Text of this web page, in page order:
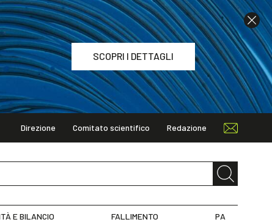
SCOPRI I DETTAGLI
Direzione Comitato scientifico Redazione
E BILANCIO FALLIMENTO PA